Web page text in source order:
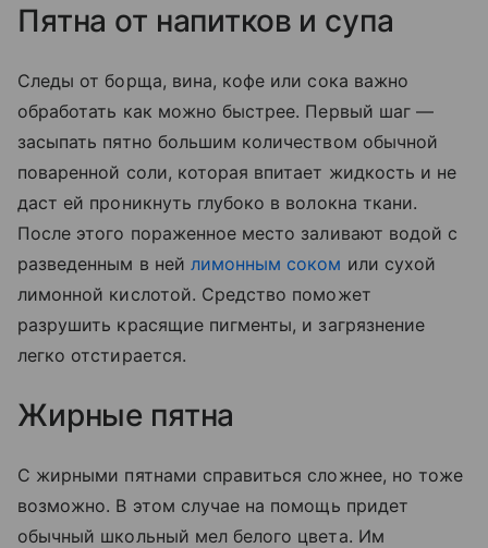
Пятна от напитков и супа
Следы от борща, вина, кофе или сока важно
обработать как можно быстрее. Первый шаг —
засыпать пятно большим количеством обычной
поваренной соли, которая впитает жидкость и не
даст ей проникнуть глубоко в волокна ткани.
После этого пораженное место заливают водой с
разведенным в ней лимонным соком или сухой
лимонной кислотой. Средство поможет
разрушить красящие пигменты, и загрязнение
легко отстирается.
Жирные пятна
С жирными пятнами справиться сложнее, но тоже
возможно. В этом случае на помощь придет
обычный школьный мел белого цвета. Им